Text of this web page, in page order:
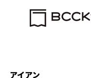
アイアン